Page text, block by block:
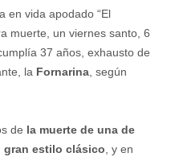
en vida apodado “El
muerte, un viernes santo, 6
37 años, exhausto de
la Fornarina, según
de la muerte de una de
estilo clásico , y en